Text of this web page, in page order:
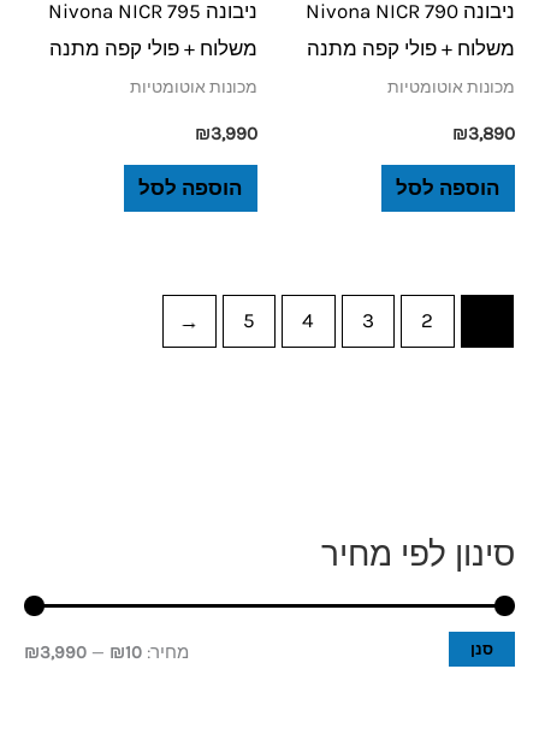
סינון לפי מחיר
סנן מחיר: ₪10
—
₪3,990
ניבונה Nivona NICR 790
משלוח + פולי קפה מתנה
מכונות אוטומטיות
₪3,890
הוספה לסל
ניבונה Nivona NICR 795
משלוח + פולי קפה מתנה
מכונות אוטומטיות
₪3,990
הוספה לסל
2
3
4
5
←